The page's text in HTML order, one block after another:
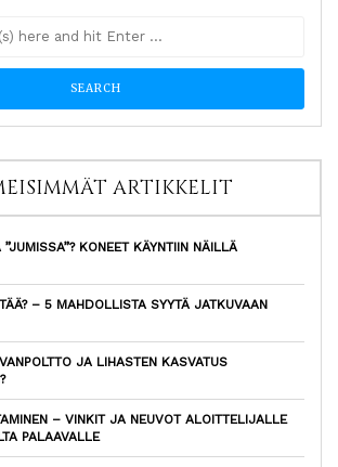
ARTIKKELIT
”JUMISSA”? KONEET KÄYNTIIN NÄILLÄ
– 5 MAHDOLLISTA SYYTÄ JATKUVAAN
JA LIHASTEN KASVATUS
– VINKIT JA NEUVOT ALOITTELIJALLE
PALAAVALLE